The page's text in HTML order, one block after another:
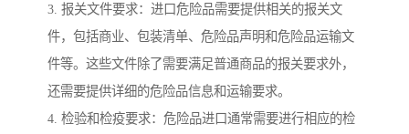
3. 报关文件要求：进口危险品需要提供相关的报关文
件，包括商业、包装清单、危险品声明和危险品运输文
件等。这些文件除了需要满足普通商品的报关要求外，
还需要提供详细的危险品信息和运输要求。
4. 检验和检疫要求：危险品进口通常需要进行相应的检